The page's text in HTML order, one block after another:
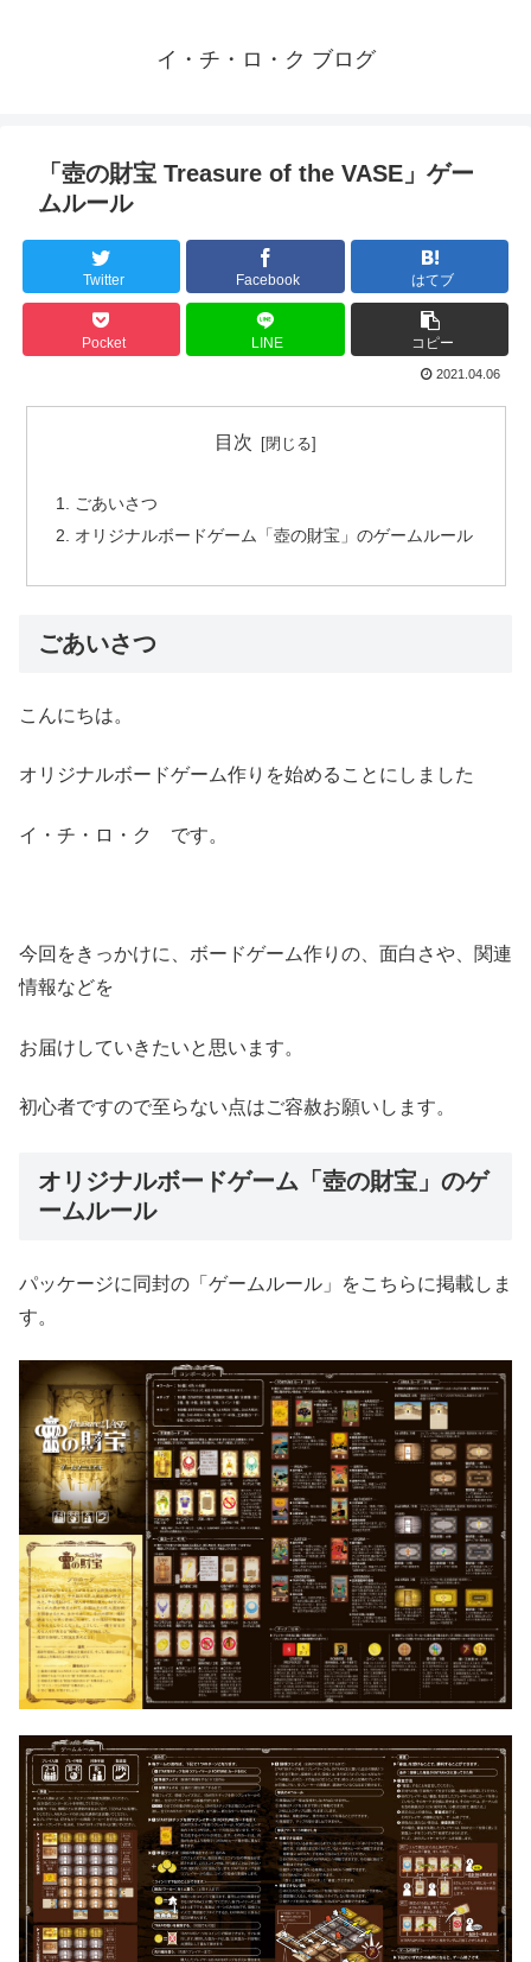
イ・チ・ロ・ク ブログ
「壺の財宝 Treasure of the VASE」ゲー
ムルール
Twitter Facebook はてブ
Pocket LINE コピー
2021.04.06
目次
ごあいさつ
オリジナルボードゲーム「壺の財宝」のゲームルール
ごあいさつ
こんにちは。
オリジナルボードゲーム作りを始めることにしました
イ・チ・ロ・ク です。
今回をきっかけに、ボードゲーム作りの、面白さや、関連
情報などを
お届けしていきたいと思います。
初心者ですので至らない点はご容赦お願いします。
オリジナルボードゲーム「壺の財宝」のゲ
ームルール
パッケージに同封の「ゲームルール」をこちらに掲載しま
す。